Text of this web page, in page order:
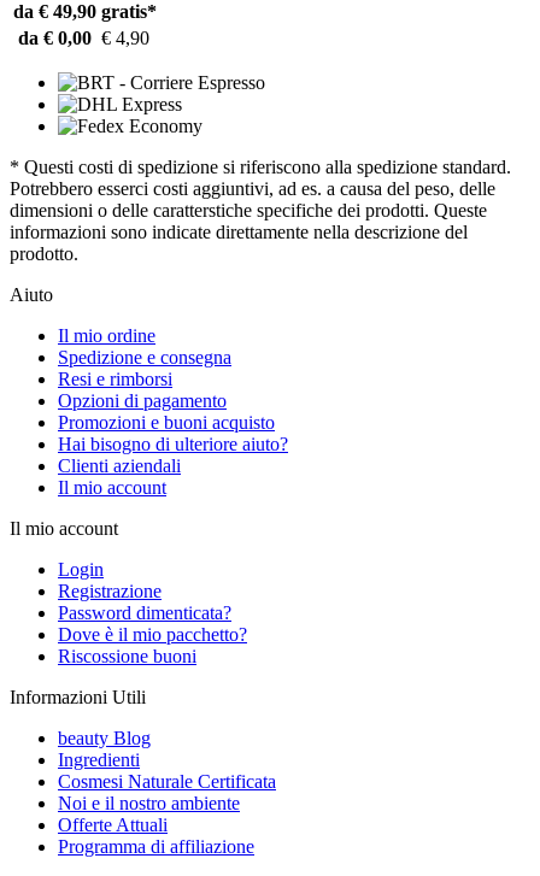
da € 49,90 gratis*
da € 0,00 € 4,90
* Questi costi di spedizione si riferiscono alla spedizione standard.
Potrebbero esserci costi aggiuntivi, ad es. a causa del peso, delle
dimensioni o delle caratterstiche specifiche dei prodotti. Queste
informazioni sono indicate direttamente nella descrizione del
prodotto.
Aiuto
Il mio ordine
Spedizione e consegna
Resi e rimborsi
Opzioni di pagamento
Promozioni e buoni acquisto
Hai bisogno di ulteriore aiuto?
Clienti aziendali
Il mio account
Il mio account
Login
Registrazione
Password dimenticata?
Dove è il mio pacchetto?
Riscossione buoni
Informazioni Utili
beauty Blog
Ingredienti
Cosmesi Naturale Certificata
Noi e il nostro ambiente
Offerte Attuali
Programma di affiliazione